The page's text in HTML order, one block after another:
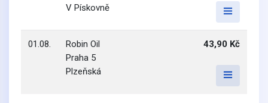
V Pískovně
01.08.
Robin Oil
Praha 5
Plzeňská
43,90 Kč